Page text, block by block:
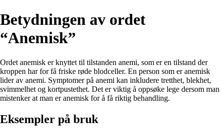
Betydningen av ordet
“Anemisk”
Ordet anemisk er knyttet til tilstanden anemi, som er en tilstand der
kroppen har for få friske røde blodceller. En person som er anemisk
lider av anemi. Symptomer på anemi kan inkludere tretthet, blekhet,
svimmelhet og kortpustethet. Det er viktig å oppsøke lege dersom man
mistenker at man er anemisk for å få riktig behandling.
Eksempler på bruk